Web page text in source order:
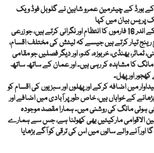
بورڈ کے چیئرمین عمرو شاہین نے گلوبل فوڈ ویک
پریس بیان میں کہا
"ہم متحدہ عرب امارات کے اندر 16 فارموں کا انتظام اور نگرانی کرتے ہیں، جو زرعی
تیار کرتے ہیں جیسے کہ لیٹش کی مختلف اقسام،
ٹماٹر، بھنڈی، خربوزہ، کدو، اور دیگر فصلیں جو مقامی
کا مشاہدہ کر رہی ہیں۔ اور عمان کے ساتھ ساتھ
اور پھل۔
میں اضافہ کرکے اور پھلوں اور سبزیوں کی اقسام کو
کے خواہاں ہیں، خاص طور پر آبادی میں اضافے اور
ہوئی مانگ کی روشنی میں۔ ہمارا مقصد موجودہ
الاقوامی مارکیٹیں بھی کھولنا ہے، جس سے ہمارے
اور آنے والے سالوں میں اس کی ترقی کو آگے بڑھایا